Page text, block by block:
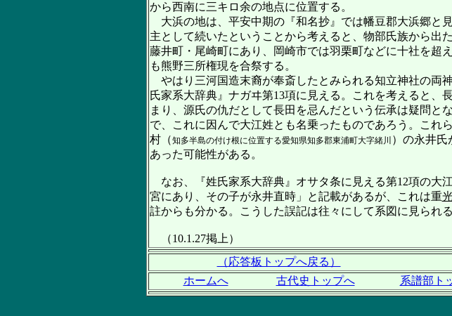
から西南に三キロ余の地点に位置する。
大浜の地は、平安中期の『和名抄』では幡豆郡大浜郷と
主として続いたということから考えると、物部氏族から出
藤井町・尾崎町にあり、岡崎市では羽栗町などに十社を超
も熊野三所権現を合祭する。
やはり三河国造末裔が奉斎したとみられる知立神社の両
氏家系大辞典』ナガヰ第13項に見える。これを考えると、
まり、源氏の仇だとして長田を忌んだという伝承は疑問と
で、これに因んで大江姓とも名乗ったものであろう。これ
村（知多半島の付け根に位置する愛知県知多郡東浦町大字緒川 ）の永井
あった可能性がある。
なお、『姓氏家系大辞典』オサタ条に見える第12項の大
宮にあり、その子が永井直時」と記載があるが、これは重
註からも分かる。こうした誤記は往々にして系図に見られ
（10.1.27掲上）
（応答板トップへ戻る）
ホームへ
古代史トップへ 系譜部ト